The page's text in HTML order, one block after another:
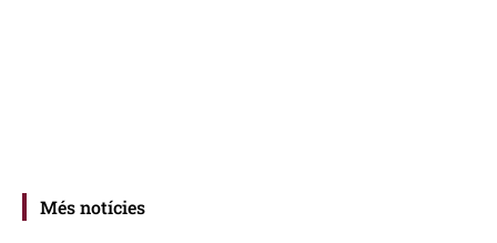
Més notícies